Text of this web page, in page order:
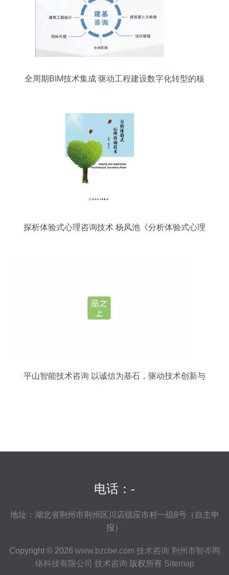
全周期BIM技术集成 驱动工程建设数字化转型的核
探析体验式心理咨询技术 杨凤池《分析体验式心理
平山智能技术咨询 以诚信为基石，驱动技术创新与
电话：-
地址：湖北省荆州市荆州区川店镇应市村一组8号（自主申
报）
Copyright © 2026 www.bzcbe.com 技术咨询 荆州市智岑网
络科技有限公司 技术咨询 版权所有 Sitemap